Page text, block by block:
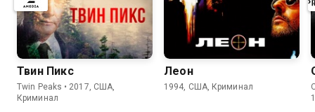
Твин Пикс
Twin Peaks • 2017, США,
Криминал
Леон
1994, США, Криминал